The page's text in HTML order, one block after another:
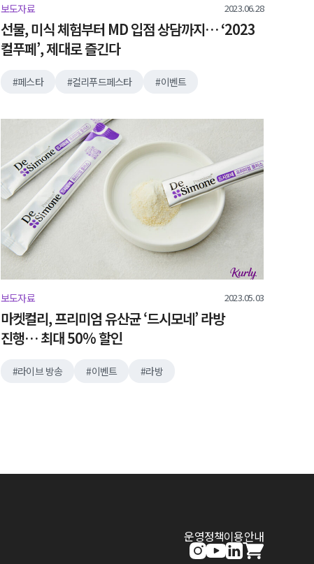
보도자료 2023.06.28
선물, 미식 체험부터 MD 입점 상담까지… ‘2023
컬푸페’, 제대로 즐긴다
페스타 컬리푸드페스타 이벤트
보도자료 2023.05.03
마켓컬리, 프리미엄 유산균 ‘드시모네’ 라방
진행… 최대 50% 할인
라이브 방송 이벤트 라방
운영정책이용안내